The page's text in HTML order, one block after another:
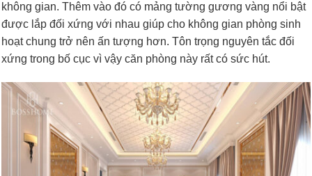
không gian. Thêm vào đó có mảng tường gương vàng nổi bật
được lắp đối xứng với nhau giúp cho không gian phòng sinh
hoạt chung trở nên ấn tượng hơn. Tôn trọng nguyên tắc đối
xứng trong bố cục vì vậy căn phòng này rất có sức hút.